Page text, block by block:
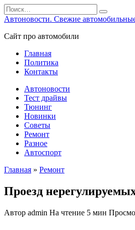
Перейти
к
Search
for:
Автоновости. Свежие
Сайт про автомобили
Главная
Политика
Контакты
Автоновости
Тест драйвы
Тюнинг
Новинки
Советы
Ремонт
Разное
Автоспорт
Главная » Ремонт
Проезд
Автор admin На чтение 5 мин